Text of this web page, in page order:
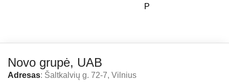
P
Novo grupė, UAB
Adresas: Šaltkalvių g. 72-7, Vilnius